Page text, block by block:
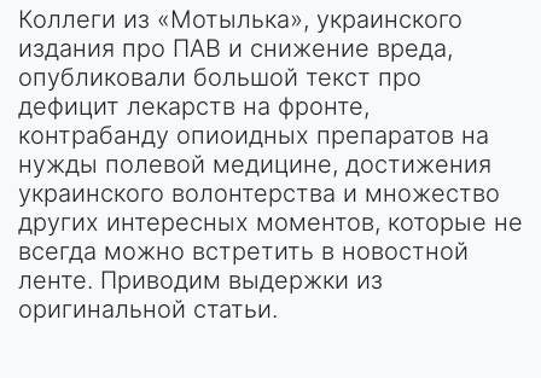
Коллеги из «Мотылька», украинского
издания про ПАВ и снижение вреда,
опубликовали большой текст про
дефицит лекарств на фронте,
контрабанду опиоидных препаратов на
нужды полевой медицине, достижения
украинского волонтерства и множество
других интересных моментов, которые не
всегда можно встретить в новостной
ленте. Приводим выдержки из
оригинальной статьи.